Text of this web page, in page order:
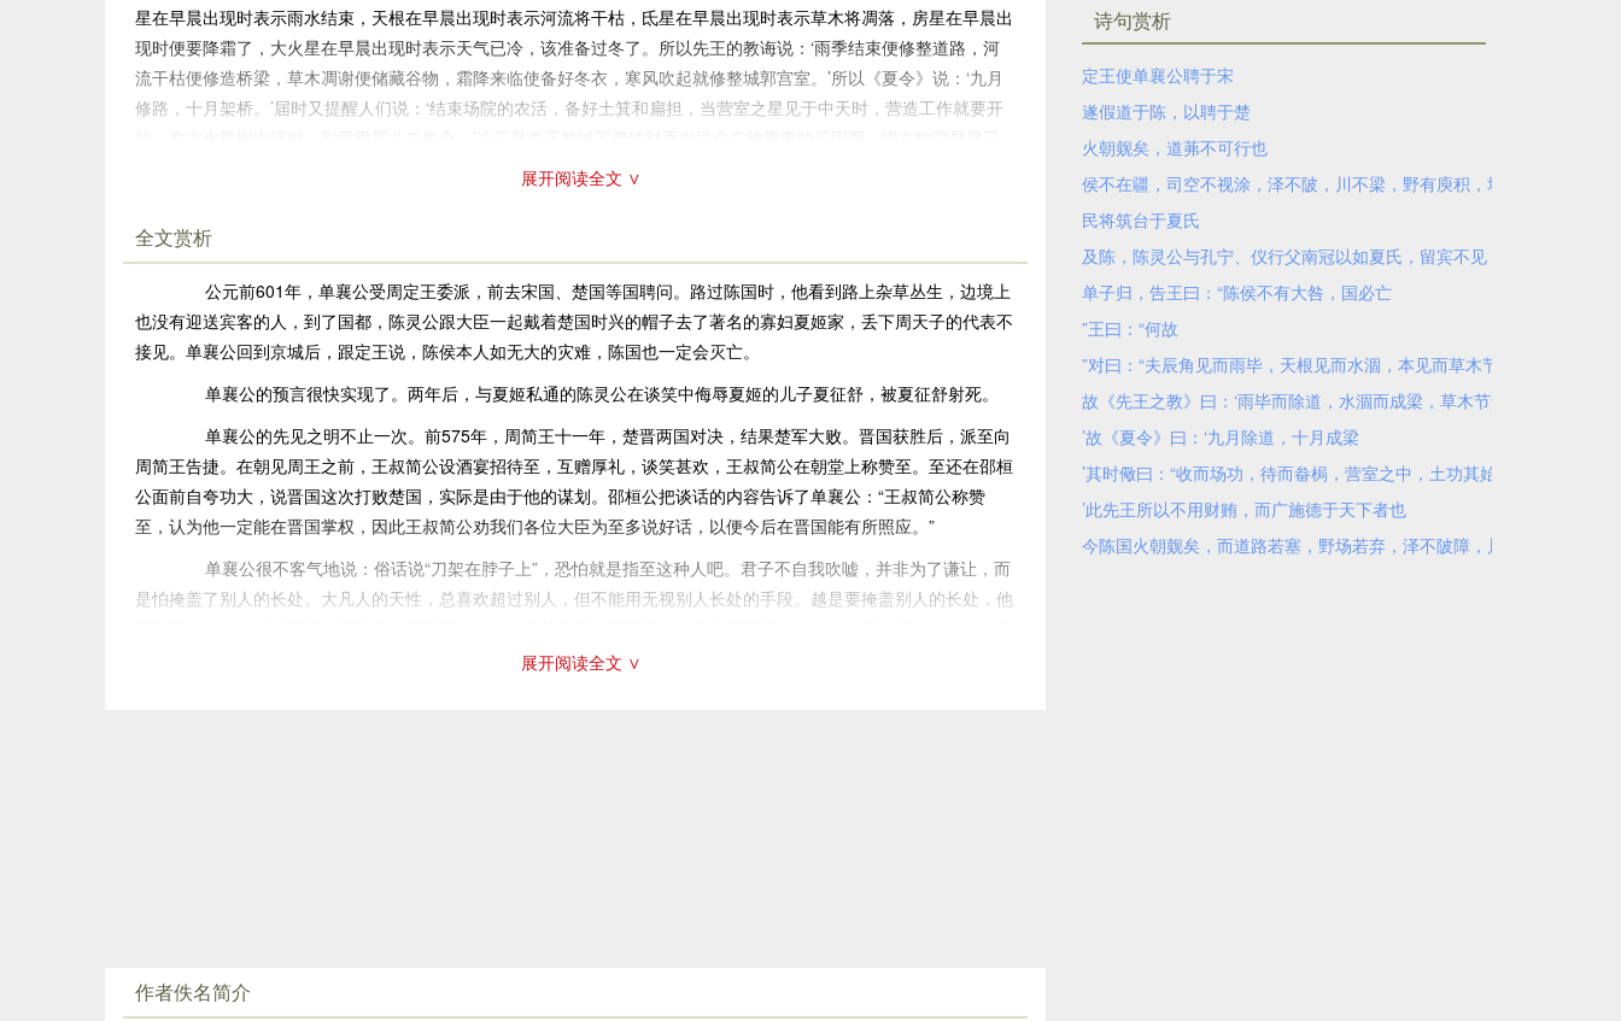
星在早晨出现时表示雨水结束，天根在早晨出现时表示河流将干枯，氐星在早晨出现时表示草木将凋落，房星在早晨出
现时便要降霜了，大火星在早晨出现时表示天气已冷，该准备过冬了。所以先王的教诲说：‘雨季结束便修整道路，河
流干枯便修造桥梁，草木凋谢便储藏谷物，霜降来临使备好冬衣，寒风吹起就修整城郭宫室。’所以《夏令》说：‘九月
修路，十月架桥。’届时又提醒人们说：‘结束场院的农活，备好土箕和扁担，当营室之星见于中天时，营造工作就要开
能见到大火星了，但是道路已被杂草堵塞，农村的谷场已被废弃，湖泊不筑堤坝，河流不备舟桥，这是荒废了先王的遗
“周代的制度规定：‘种植树木以标明道路，郊外提供食宿以款待旅客。国家有专设的牧场，边境有接待宾客的设
施，洼地里有茂盛的水草，园苑中有林木和水池，这都是用来防备灾害的。其余的地方无不是农田，百姓没有闲置的农
具，田野没有丛生的杂草。农时不被耽误，劳力不被浪费。生活富裕而不穷困，百姓安逸而不疲惫。都城中各类人员职
责分明，郊外的民众劳作井然有序。’如今陈国的道路无法辨认，农田埋没在杂草丛中，庄稼熟了无人收割，百姓为国
君的享乐而疲于劳作，这是抛弃了先王的法度。
表示慰问，门尹清扫门庭，宗祝陪同客人行祭礼，司里安排住处，司徒调派仆役，司空视察道路，司寇查禁奸盗，虞人
供应物品，甸人运送燃料，火师照看火烛，水师料理盥洗，膳宰进送熟食，廪人献奉粮米，司马备齐草料，工人检修车
辆，百官各按职责照应，客人来访如同回到了家里。因此大小宾客无不感到满意。如果大国的客人到了，接待的规格就
提高一个等级，更加恭敬。至于天子派官员到来，则由各部门的长官接待，上卿加以督察。如果天子下来巡视，就由国
君亲临督察。’如今臣虽然没有什么才能，但还是天子的亲族，是奉了天子的使命作为宾客而途经陈国，然而主管的官
员却不来照应，这是蔑视先王所制定的官职。
“先王的法令中说：‘天道是奖善惩恶的，所以凡由我们周室治国，不允许违背法令，不迁就怠惰放纵，各自遵守你
淫乐，这不是亵渎了姬姓吗？陈侯是我们大姬的后裔，却丢弃正式的礼服而穿戴楚地的服饰外出，这不是简慢了礼制
⑤司空：官名。西周始置，春秋、战国时沿用。它的职责是掌管工程建设，包括修治道路。
展开阅读全文 ∨
全文赏析
公元前601年，单襄公受周定王委派，前去宋国、楚国等国聘问。路过陈国时，他看到路上杂草丛生，边境上
也没有迎送宾客的人，到了国都，陈灵公跟大臣一起戴着楚国时兴的帽子去了著名的寡妇夏姬家，丢下周天子的代表不
接见。单襄公回到京城后，跟定王说，陈侯本人如无大的灾难，陈国也一定会灭亡。
单襄公的预言很快实现了。两年后，与夏姬私通的陈灵公在谈笑中侮辱夏姬的儿子夏征舒，被夏征舒射死。
单襄公的先见之明不止一次。前575年，周简王十一年，楚晋两国对决，结果楚军大败。晋国获胜后，派至向
周简王告捷。在朝见周王之前，王叔简公设酒宴招待至，互赠厚礼，谈笑甚欢，王叔简公在朝堂上称赞至。至还在邵桓
公面前自夸功大，说晋国这次打败楚国，实际是由于他的谋划。邵桓公把谈话的内容告诉了单襄公：“王叔简公称赞
至，认为他一定能在晋国掌权，因此王叔简公劝我们各位大臣为至多说好话，以便今后在晋国能有所照应。”
单襄公很不客气地说：俗话说“刀架在脖子上”，恐怕就是指至这种人吧。君子不自我吹嘘，并非为了谦让，而
是怕掩盖了别人的长处。大凡人的天性，总喜欢超过别人，但不能用无视别人长处的手段。越是要掩盖别人的长处，他
恨，至将凭什么来应付呢？刀已经架在至的脖子上了。
对单襄公的预言，人们一直试图进行理性的解释，却也难以理解先知的能耐。
展开阅读全文 ∨
作者佚名简介
诗句赏析
定王使单襄公聘于宋
遂假道于陈，以聘于楚
火朝觌矣，道茀不可行也
侯不在疆，司空不视涂，泽不陂，川不梁，野有庾积，场功未毕，道
民将筑台于夏氏
及陈，陈灵公与孔宁、仪行父南冠以如夏氏，留宾不见
单子归，告王曰：“陈侯不有大咎，国必亡
”王曰：“何故
”对曰：“夫辰角见而雨毕，天根见而水涸，本见而草木节解，驷见而陨
故《先王之教》曰：‘雨毕而除道，水涸而成梁，草木节解而备藏，陨霜
’故《夏令》曰：‘九月除道，十月成梁
’其时儆曰：“收而场功，待而畚梮，营室之中，土功其始，火之初见，期
’此先王所以不用财贿，而广施德于天下者也
今陈国火朝觌矣，而道路若塞，野场若弃，泽不陂障，川无舟梁，是废